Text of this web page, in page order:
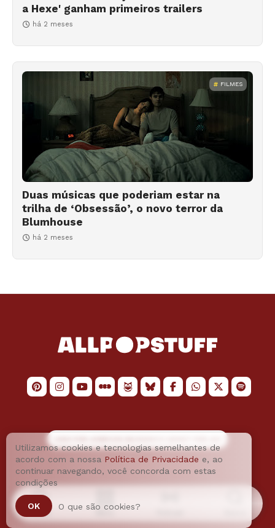
a Hexe' ganham primeiros trailers
há 2 meses
FILMES
Duas músicas que poderiam estar na
trilha de ‘Obsessão’, o novo terror da
Blumhouse
há 2 meses
Utilizamos cookies e tecnologias semelhantes de
acordo com a nossa Política de Privacidade e, ao
continuar navegando, você concorda com estas
condições
OK O que são cookies?
Home